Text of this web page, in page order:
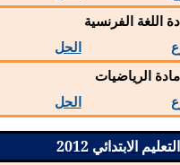
اللغة الفرنسية
الحل
مادة الرياضيات
الحل
الابتدائي 2012